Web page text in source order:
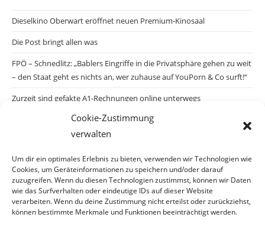
Cookie-Zustimmung
verwalten
Um dir ein optimales Erlebnis zu bieten, verwenden wir Technologien wie
Cookies, um Geräteinformationen zu speichern und/oder darauf
zuzugreifen. Wenn du diesen Technologien zustimmst, können wir Daten
wie das Surfverhalten oder eindeutige IDs auf dieser Website
verarbeiten. Wenn du deine Zustimmung nicht erteilst oder zurückziehst,
können bestimmte Merkmale und Funktionen beeinträchtigt werden.
Dieselkino Oberwart eröffnet neuen Premium-Kinosaal
Die Post bringt allen was
FPÖ – Schnedlitz: „Bablers Eingriffe in die Privatsphäre gehen zu weit
– den Staat geht es nichts an, wer zuhause auf YouPorn & Co surft!“
Zurzeit sind gefakte A1-Rechnungen online unterwegs
Salzburgs Juden und ihre Sicherheit: „Erst nach einem Anschlag wäre
die Gefahr endlich konkret!“
Biologisches Wunder in Ceuta
Ein vermeintliches Abschiebemärchen
Archiv